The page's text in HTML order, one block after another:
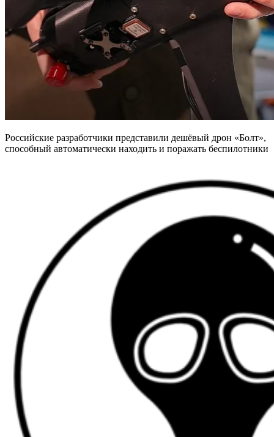
Российские разработчики представили дешёвый дрон «Болт»,
способный автоматически находить и поражать беспилотники